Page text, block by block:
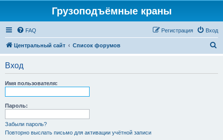
Грузоподъёмные краны
FAQ Вход
Регистрация
Центральный сайт Список форумов
Вход
Имя пользователя:
Пароль:
Забыли пароль?
Повторно выслать письмо для активации учётной записи